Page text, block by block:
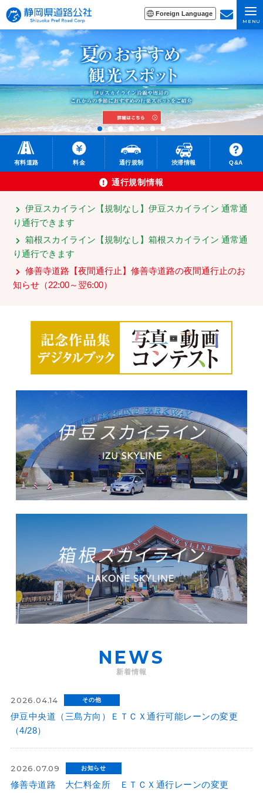
Foreign Language
MENU
有料道路 料金 通行規制 渋滞情報 Q&A
通行規制情報
伊豆スカイライン 【規制なし】伊豆スカイライン 通常通
り通行できます
箱根スカイライン 【規制なし】箱根スカイライン 通常通
り通行できます
修善寺道路 【夜間通行止】修善寺道路の夜間通行止のお
知らせ（22:00～翌6:00）
NEWS
新着情報
2026.04.14 その他
伊豆中央道（三島方向）ＥＴＣＸ通行可能レーンの変更
（4/28）
2026.07.09 お知らせ
修善寺道路 大仁料金所 ＥＴＣＸ通行レーンの変更